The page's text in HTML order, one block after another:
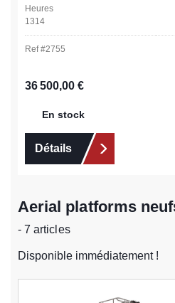
Heures
1314
Ref #2755
Prix régulier :
36 500,00 €
En stock
Détails
Aerial platforms
- 7 articles
Disponible immédiatement !